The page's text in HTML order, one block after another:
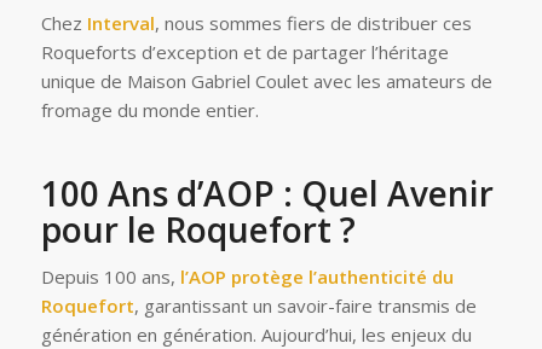
Chez Interval, nous sommes fiers de distribuer ces
Roqueforts d’exception et de partager l’héritage
unique de Maison Gabriel Coulet avec les amateurs de
fromage du monde entier.
100 Ans d’AOP : Quel Avenir
pour le Roquefort ?
Depuis 100 ans, l’AOP protège l’authenticité du
Roquefort, garantissant un savoir-faire transmis de
génération en génération. Aujourd’hui, les enjeux du